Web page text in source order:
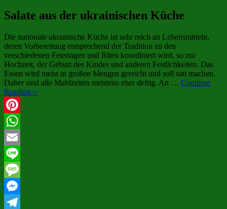
Salate aus der ukrainischen Küche
Die nationale ukrainische Küche ist sehr reich an Lebensmitteln,
deren Vorbereitung entsprechend der Tradition zu den
verschiedenen Feiertagen und Riten koordiniert wird, so zur
Hochzeit, der Geburt des Kindes und anderen Festlichkeiten. Das
Essen wird meist in großen Mengen gereicht und soll satt machen.
Daher sind alle Mahlzeiten meistens eher deftig. An … Continue
Reading ››
Pinterest
WhatsApp
Email
Line
Message
Messenger